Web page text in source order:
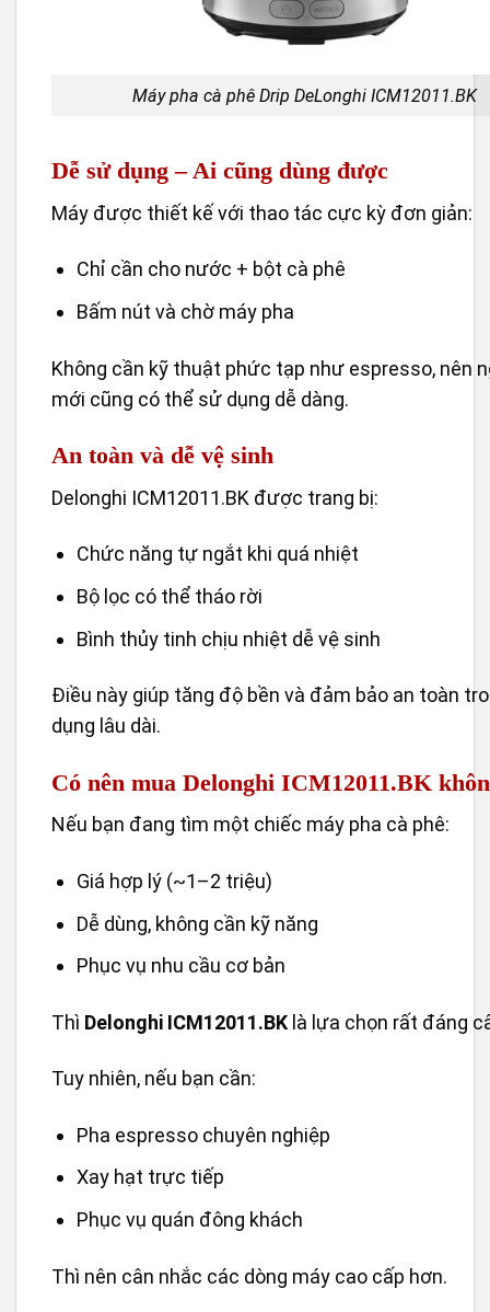
Máy pha cà phê Drip DeLonghi ICM12011.BK
Dễ sử dụng – Ai cũng dùng được
Máy được thiết kế với thao tác cực kỳ đơn giản:
Chỉ cần cho nước + bột cà phê
Bấm nút và chờ máy pha
Không cần kỹ thuật phức tạp như espresso, nên
mới cũng có thể sử dụng dễ dàng.
An toàn và dễ vệ sinh
Delonghi ICM12011.BK được trang bị:
Chức năng tự ngắt khi quá nhiệt
Bộ lọc có thể tháo rời
Bình thủy tinh chịu nhiệt dễ vệ sinh
Điều này giúp tăng độ bền và đảm bảo an toàn
dụng lâu dài.
Có nên mua Delonghi ICM12011.BK
Nếu bạn đang tìm một chiếc máy pha cà phê:
Giá hợp lý (~1–2 triệu)
Dễ dùng, không cần kỹ năng
Phục vụ nhu cầu cơ bản
Thì Delonghi ICM12011.BK là lựa chọn rất đáng
Tuy nhiên, nếu bạn cần:
Pha espresso chuyên nghiệp
Xay hạt trực tiếp
Phục vụ quán đông khách
Thì nên cân nhắc các dòng máy cao cấp hơn.